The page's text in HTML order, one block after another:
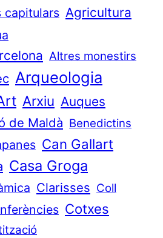
capitulars Agricultura
Altres monestirs
Arqueologia
Arxiu Auques
de Maldà Benedictins
Can Gallart
Casa Groga
Clarisses Coll
Cotxes